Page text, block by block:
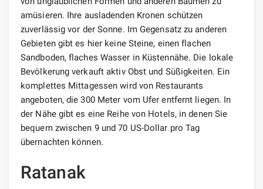
amüsieren. Ihre ausladenden Kronen schützen
zuverlässig vor der Sonne. Im Gegensatz zu anderen
Gebieten gibt es hier keine Steine, einen flachen
Sandboden, flaches Wasser in Küstennähe. Die lokale
Bevölkerung verkauft aktiv Obst und Süßigkeiten. Ein
komplettes Mittagessen wird von Restaurants
angeboten, die 300 Meter vom Ufer entfernt liegen. In
der Nähe gibt es eine Reihe von Hotels, in denen Sie
bequem zwischen 9 und 70 US-Dollar pro Tag
übernachten können.
Ratanak